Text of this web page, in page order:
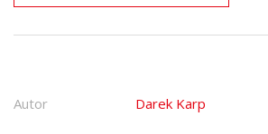
Autor Darek Karp